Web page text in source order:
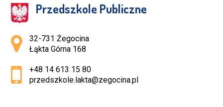
Przedszkole Publiczne
Adres pocztowy:
32-731 Żegocina
Łąkta Górna 168
+48 14 613 15 80
przedszkole.lakta@zegocina.pl